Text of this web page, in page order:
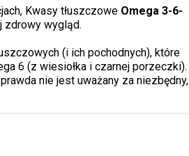
Kwasy tłuszczowe Omega 3-6-
zdrowy wygląd.
(i ich pochodnych), które
6 (z wiesiołka i czarnej porzeczki).
nie jest uważany za niezbędny,